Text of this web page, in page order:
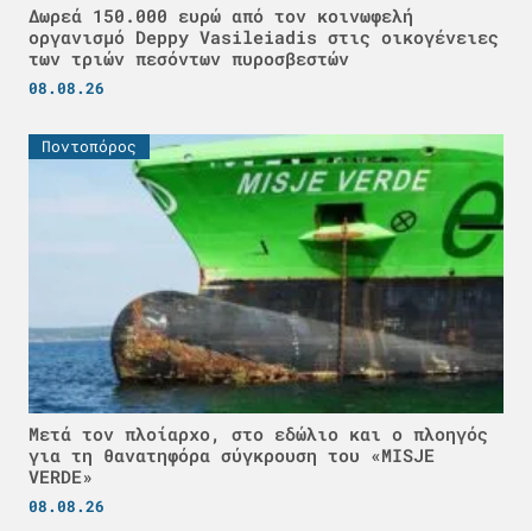
Δωρεά 150.000 ευρώ από τον κοινωφελή
οργανισμό Deppy Vasileiadis στις οικογένειες
των τριών πεσόντων πυροσβεστών
08.08.26
Ποντοπόρος
Μετά τον πλοίαρχο, στο εδώλιο και ο πλοηγός
για τη θανατηφόρα σύγκρουση του «MISJE
VERDE»
08.08.26